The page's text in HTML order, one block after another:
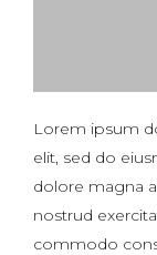
Lorem ipsum
elit, sed do
dolore magna
nostrud
commodo